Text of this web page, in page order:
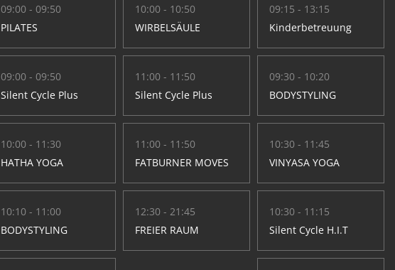
09:00 - 09:50
PILATES
09:00 - 09:50
Silent Cycle Plus
10:00 - 11:30
HATHA YOGA
10:10 - 11:00
BODYSTYLING
10:00 - 10:50
WIRBELSÄULE
11:00 - 11:50
Silent Cycle Plus
11:00 - 11:50
FATBURNER MOVES
12:30 - 21:45
FREIER RAUM
09:15 - 13:15
Kinderbetreuung
09:30 - 10:20
BODYSTYLING
10:30 - 11:45
VINYASA YOGA
10:30 - 11:15
Silent Cycle H.I.T